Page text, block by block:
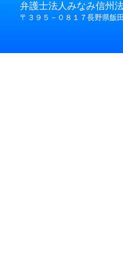
弁護士法人みなみ信州
〒３９５－０８１７長野県